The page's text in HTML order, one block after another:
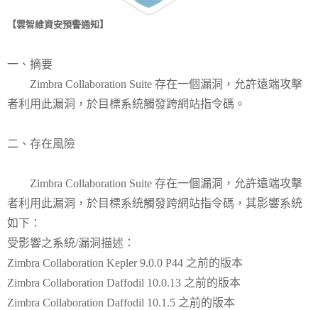
【雲智維資安預警通知】
一、摘要
Zimbra Collaboration Suite 存在一個漏洞，允許遠端攻擊
者利用此漏洞，於目標系統觸發跨網站指令碼。
二、存在風險
Zimbra Collaboration Suite 存在一個漏洞，允許遠端攻擊
者利用此漏洞，於目標系統觸發跨網站指令碼，其影響系統
如下：
受影響之系統/漏洞描述：
Zimbra Collaboration Kepler 9.0.0 P44 之前的版本
Zimbra Collaboration Daffodil 10.0.13 之前的版本
Zimbra Collaboration Daffodil 10.1.5 之前的版本